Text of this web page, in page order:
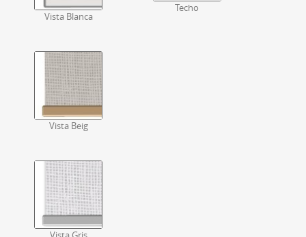
Vista Blanca
Vista Beig
Techo